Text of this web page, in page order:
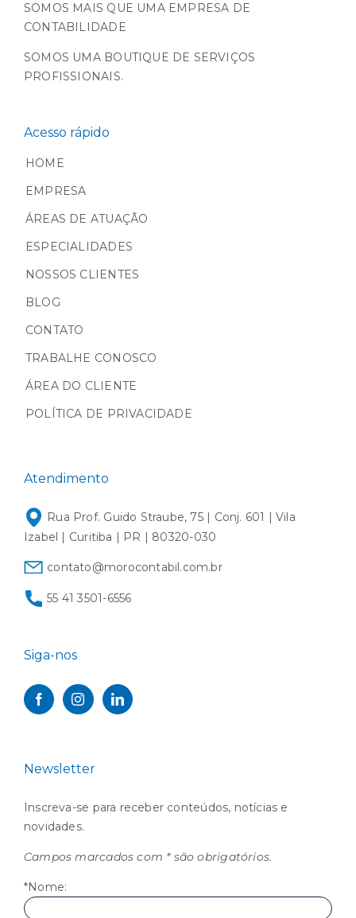
SOMOS MAIS QUE UMA EMPRESA DE
CONTABILIDADE
SOMOS UMA BOUTIQUE DE SERVIÇOS
PROFISSIONAIS.
Acesso rápido
HOME
EMPRESA
ÁREAS DE ATUAÇÃO
ESPECIALIDADES
NOSSOS CLIENTES
BLOG
CONTATO
TRABALHE CONOSCO
ÁREA DO CLIENTE
POLÍTICA DE PRIVACIDADE
Atendimento
Rua Prof. Guido Straube, 75 | Conj. 601 | Vila
Izabel | Curitiba | PR | 80320-030
contato@morocontabil.com.br
55 41 3501-6556
Siga-nos
Newsletter
Inscreva-se para receber conteúdos, notícias e
novidades.
Campos marcados com * são obrigatórios.
*Nome: